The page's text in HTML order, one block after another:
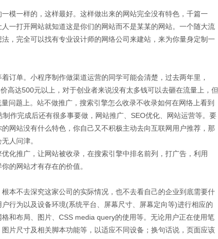
模一样的，这样最好。这样做出来的网站完全没有特色，千篇一
一打开网站就知道这是你们的网站而不是某某的网站。一个随大流
，完全可以找有专业设计师的网络公司来建站，来为你量身定制一
订单。小程序制作做渠道运营的同学可能会清楚，过去两年里，
高达500元以上，对于创业者来说没有太多钱可以去砸在流量上，但
问题上。站不做推广，搜索引擎怎么收录不收录如何在网络上看到
作完成后还有很多事要做， 网站推广 、SEO优化、网站运营等。要
网站没有什么特色，你自己又不积极主动去向互联网用户推荐，那
人问津。
化推广，让网站被收录，在搜索引擎中排名前列，打广告，利用
的网站才有存在的价值。
本不去深究这家公司的实际情况，也不去看自己的企业到底需要什
行为以及设备环境(系统平台、屏幕尺寸、屏幕定向等)进行相应的
和布局、图片、CSS media query的使用等。无论用户正在使用笔
片尺寸及相关脚本功能等，以适应不同设备；换句话说，页面应该